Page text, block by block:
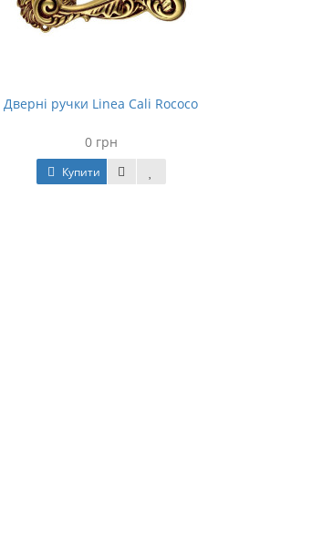
Дверні ручки Linea Cali Rococo
0 грн
Купити